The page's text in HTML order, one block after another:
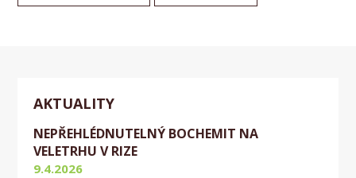
AKTUALITY
NEPŘEHLÉDNUTELNÝ BOCHEMIT NA
VELETRHU V RIZE
9.4.2026